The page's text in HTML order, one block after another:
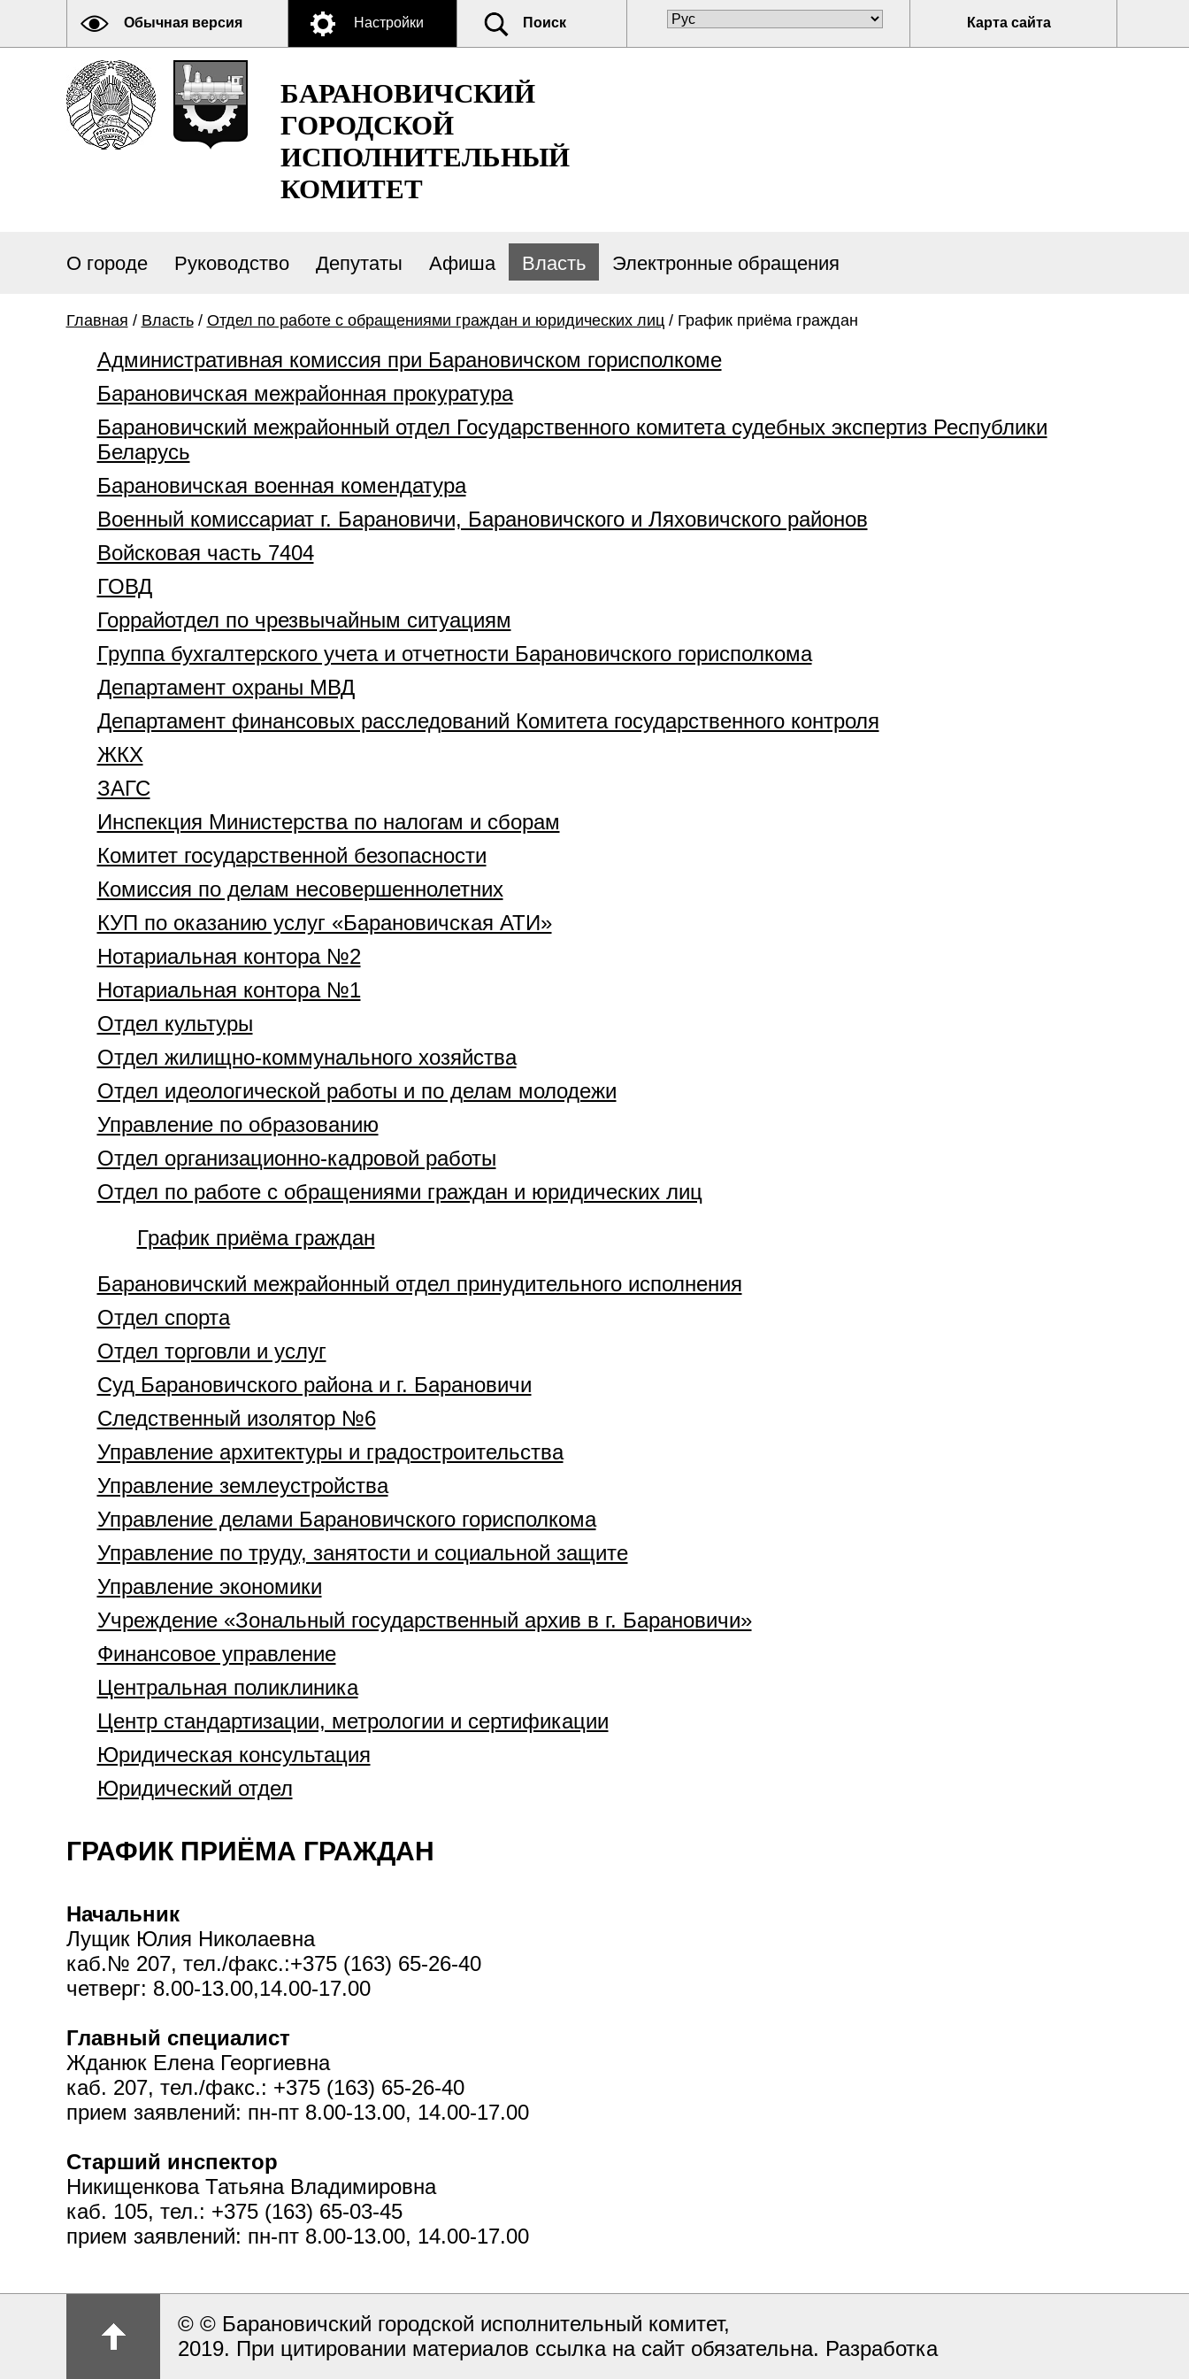
Обычная версия Настройки Поиск Карта сайта
БАРАНОВИЧСКИЙ
ГОРОДСКОЙ
ИСПОЛНИТЕЛЬНЫЙ
КОМИТЕТ
О городе Руководство Депутаты Афиша Власть Электронные обращения
Главная / Власть/ Отдел по работе с обращениями граждан и юридических лиц/ График приёма граждан
Административная комиссия при Барановичском горисполкоме
Барановичская межрайонная прокуратура
Барановичский межрайонный отдел Государственного комитета судебных экспертиз Республики
Беларусь
Барановичская военная комендатура
Военный комиссариат г. Барановичи, Барановичского и Ляховичского районов
Войсковая часть 7404
ГОВД
Горрайотдел по чрезвычайным ситуациям
Группа бухгалтерского учета и отчетности Барановичского горисполкома
Департамент охраны МВД
Департамент финансовых расследований Комитета государственного контроля
ЖКХ
ЗАГС
Инспекция Министерства по налогам и сборам
Комитет государственной безопасности
Комиссия по делам несовершеннолетних
КУП по оказанию услуг «Барановичская АТИ»
Нотариальная контора №2
Нотариальная контора №1
Отдел культуры
Отдел жилищно-коммунального хозяйства
Отдел идеологической работы и по делам молодежи
Управление по образованию
Отдел организационно-кадровой работы
Отдел по работе с обращениями граждан и юридических лиц
График приёма граждан
Барановичский межрайонный отдел принудительного исполнения
Отдел спорта
Отдел торговли и услуг
Суд Барановичского района и г. Барановичи
Следственный изолятор №6
Управление архитектуры и градостроительства
Управление землеустройства
Управление делами Барановичского горисполкома
Управление по труду, занятости и социальной защите
Управление экономики
Учреждение «Зональный государственный архив в г. Барановичи»
Финансовое управление
Центральная поликлиника
Центр стандартизации, метрологии и сертификации
Юридическая консультация
Юридический отдел
ГРАФИК ПРИЁМА ГРАЖДАН
Начальник
Лущик Юлия Николаевна
каб.№ 207, тел./факс.:+375 (163) 65-26-40
четверг: 8.00-13.00,14.00-17.00
Главный специалист
Жданюк Елена Георгиевна
каб. 207, тел./факс.: +375 (163) 65-26-40
прием заявлений: пн-пт 8.00-13.00, 14.00-17.00
Старший инспектор
Никищенкова Татьяна Владимировна
каб. 105, тел.: +375 (163) 65-03-45
прием заявлений: пн-пт 8.00-13.00, 14.00-17.00
© © Барановичский городской исполнительный комитет,
2019. При цитировании материалов ссылка на сайт обязательна. Разработка